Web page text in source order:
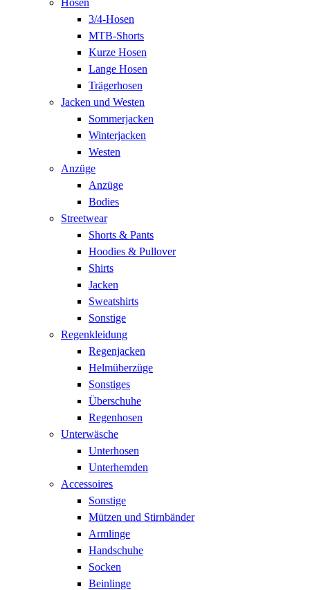
3/4-Hosen
MTB-Shorts
Kurze Hosen
Lange Hosen
Trägerhosen
Jacken und Westen
Sommerjacken
Winterjacken
Westen
Anzüge
Anzüge
Bodies
Streetwear
Shorts & Pants
Hoodies & Pullover
Shirts
Jacken
Sweatshirts
Sonstige
Regenkleidung
Regenjacken
Helmüberzüge
Sonstiges
Überschuhe
Regenhosen
Unterwäsche
Unterhosen
Unterhemden
Accessoires
Sonstige
Mützen und Stirnbänder
Armlinge
Handschuhe
Socken
Beinlinge